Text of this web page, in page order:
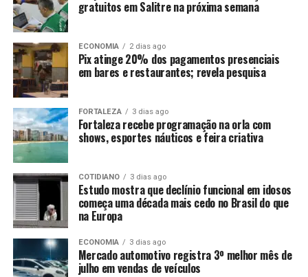
gratuitos em Salitre na próxima semana
ECONOMIA 2 dias ago
Pix atinge 20% dos pagamentos presenciais
em bares e restaurantes; revela pesquisa
FORTALEZA 3 dias ago
Fortaleza recebe programação na orla com
shows, esportes náuticos e feira criativa
COTIDIANO 3 dias ago
Estudo mostra que declínio funcional em idosos
começa uma década mais cedo no Brasil do que
na Europa
ECONOMIA 3 dias ago
Mercado automotivo registra 3º melhor mês de
julho em vendas de veículos